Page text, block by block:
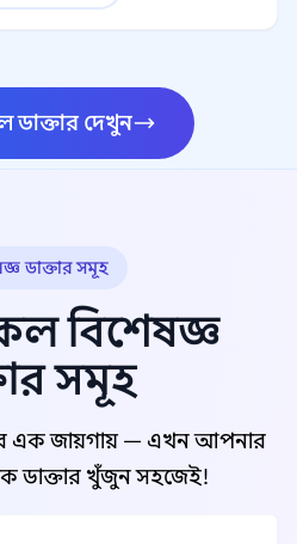
ডাক্তার দেখুন
ডাক্তার সমূহ
বিশেষজ্ঞ
সমূহ
এক জায়গায় — এখন আপনার
ডাক্তার খুঁজুন সহজেই!